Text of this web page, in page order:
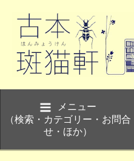
メニュー
（検索・カテゴリー・お問合
せ・ほか）